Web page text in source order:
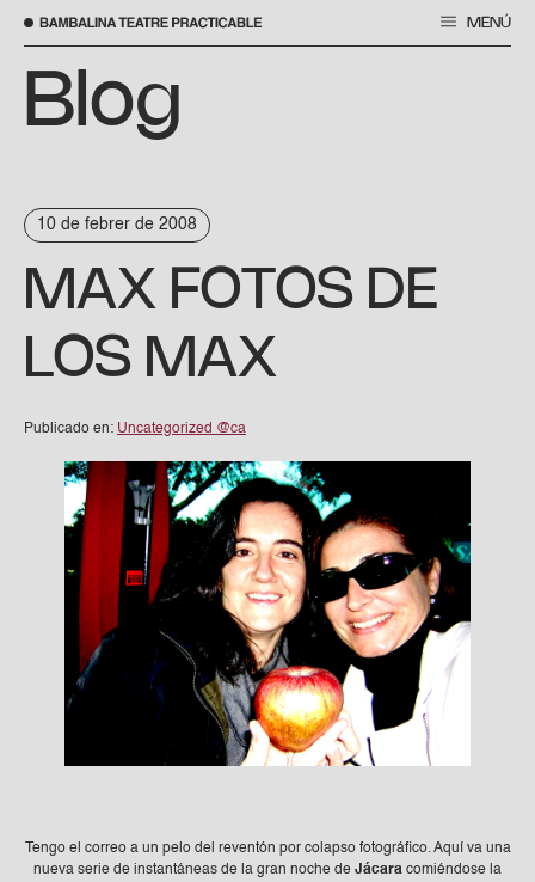
MENÚ
Blog
10 de febrer de 2008
MAX FOTOS DE
LOS MAX
Publicado en: Uncategorized @ca
Tengo el correo a un pelo del reventón por colapso fotográfico. Aquí va una
nueva serie de instantáneas de la gran noche de Jácara comiéndose la